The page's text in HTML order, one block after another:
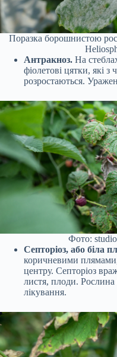
Поразка борошнистою
Антракноз. На
фіолетові цятки, які з
розростаються.
Фото:
Септоріоз, або біла
коричневими
центру. Септоріоз
листя, плоди. Рослина
лікування.